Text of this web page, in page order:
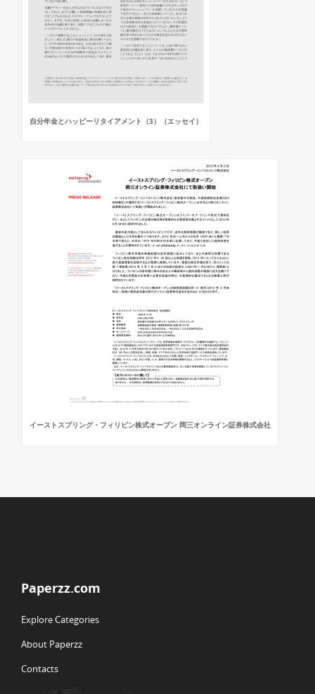
自分年金とハッピーリタイアメント（3）（エッセイ）
イーストスプリング・フィリピン株式オープン 岡三オンライン証券株式会社
Paperzz.com
Explore Categories
About Paperzz
Contacts